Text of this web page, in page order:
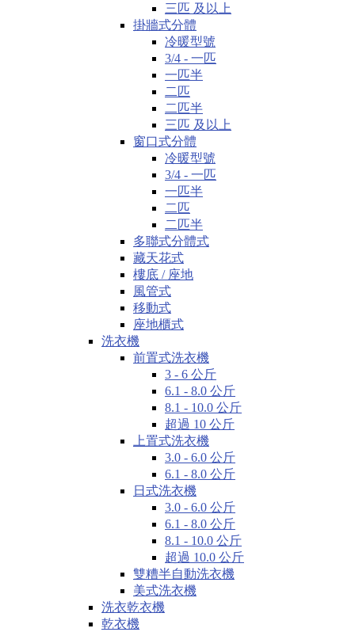
三匹 及以上
掛牆式分體
冷暖型號
3/4 - 一匹
一匹半
二匹
二匹半
三匹 及以上
窗口式分體
冷暖型號
3/4 - 一匹
一匹半
二匹
二匹半
多聯式分體式
藏天花式
樓底 / 座地
風管式
移動式
座地櫃式
洗衣機
前置式洗衣機
3 - 6 公斤
6.1 - 8.0 公斤
8.1 - 10.0 公斤
超過 10 公斤
上置式洗衣機
3.0 - 6.0 公斤
6.1 - 8.0 公斤
日式洗衣機
3.0 - 6.0 公斤
6.1 - 8.0 公斤
8.1 - 10.0 公斤
超過 10.0 公斤
雙糟半自動洗衣機
美式洗衣機
洗衣乾衣機
乾衣機